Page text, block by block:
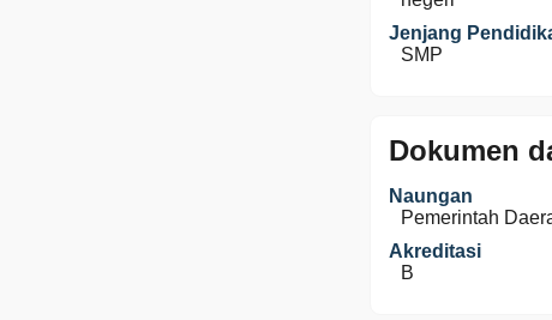
Jenjang
SMP
Dokumen
Naungan
Pemerintah
Akreditasi
B